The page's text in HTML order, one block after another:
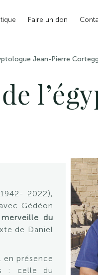
Faire un don
Jean-Pierre
2022),
Gédéon
du
de Daniel
en présence
: celle du